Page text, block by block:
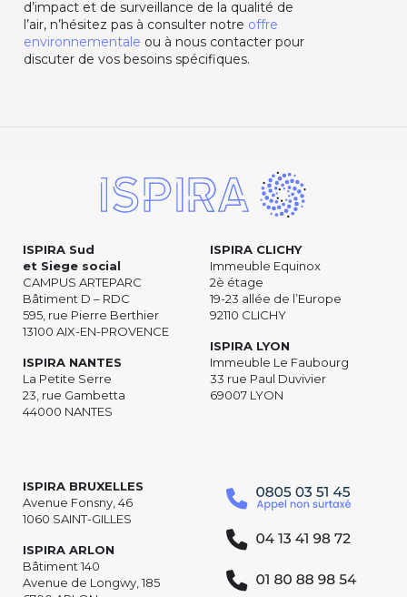
d’impact et de surveillance de la qualité de
l’air, n’hésitez pas à consulter notre offre
environnementale ou à nous contacter pour
discuter de vos besoins spécifiques.
ISPIRA Sud
et Siege social
CAMPUS ARTEPARC
Bâtiment D – RDC
595, rue Pierre Berthier
13100 AIX-EN-PROVENCE
ISPIRA NANTES
La Petite Serre
23, rue Gambetta
44000 NANTES
ISPIRA CLICHY
Immeuble Equinox
2è étage
19-23 allée de l’Europe
92110 CLICHY
ISPIRA LYON
Immeuble Le Faubourg
33 rue Paul Duvivier
69007 LYON
ISPIRA BRUXELLES
Avenue Fonsny, 46
1060 SAINT-GILLES
ISPIRA ARLON
Bâtiment 140
Avenue de Longwy, 185